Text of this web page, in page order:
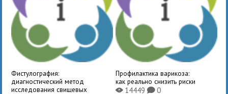
Фистулография:
диагностический метод
исследования свищевых
Профилактика варикоза:
как реально снизить риски
X14449 K0